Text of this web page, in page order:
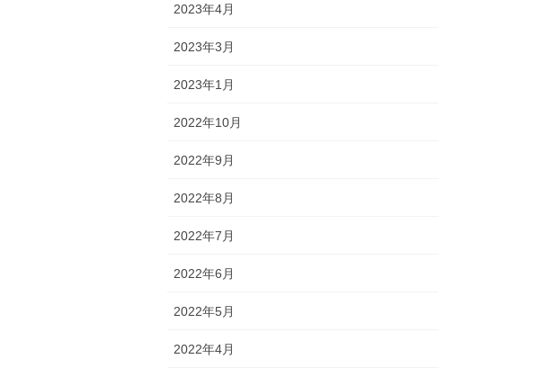
2023年4月
2023年3月
2023年1月
2022年10月
2022年9月
2022年8月
2022年7月
2022年6月
2022年5月
2022年4月